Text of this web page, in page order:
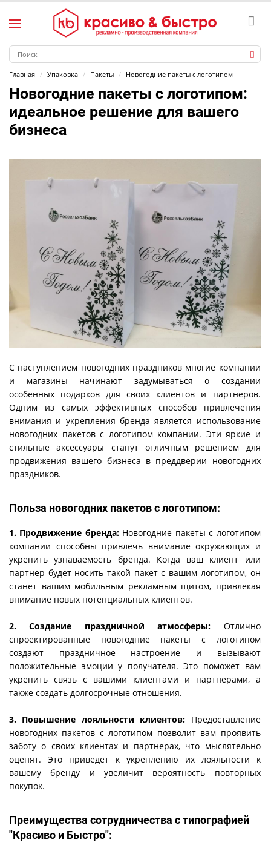
Главная Упаковка Пакеты Новогодние пакеты с логотипом
Новогодние пакеты с логотипом:
идеальное решение для вашего
бизнеса
С наступлением новогодних праздников многие компании
и магазины начинают задумываться о создании
особенных подарков для своих клиентов и партнеров.
Одним из самых эффективных способов привлечения
внимания и укрепления бренда является использование
новогодних пакетов с логотипом компании. Эти яркие и
стильные аксессуары станут отличным решением для
продвижения вашего бизнеса в преддверии новогодних
праздников.
Польза новогодних пакетов с логотипом:
1. Продвижение бренда:Новогодние пакеты с логотипом
компании способны привлечь внимание окружающих и
укрепить узнаваемость бренда. Когда ваш клиент или
партнер будет носить такой пакет с вашим логотипом, он
станет вашим мобильным рекламным щитом, привлекая
внимание новых потенциальных клиентов.
2. Создание праздничной атмосферы: Отлично
спроектированные новогодние пакеты с логотипом
создают праздничное настроение и вызывают
положительные эмоции у получателя. Это поможет вам
укрепить связь с вашими клиентами и партнерами, а
также создать долгосрочные отношения.
3. Повышение лояльности клиентов: Предоставление
новогодних пакетов с логотипом позволит вам проявить
заботу о своих клиентах и партнерах, что мыслятельно
оценят. Это приведет к укреплению их лояльности к
вашему бренду и увеличит вероятность повторных
покупок.
Преимущества сотрудничества с типографией
"Красиво и Быстро":